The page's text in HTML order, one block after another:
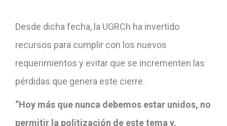
Desde dicha fecha, la UGRCh ha invertido
recursos para cumplir con los nuevos
requerimientos y evitar que se incrementen las
pérdidas que genera este cierre.
“Hoy más que nunca debemos estar unidos, no
permitir la politización de este tema y,